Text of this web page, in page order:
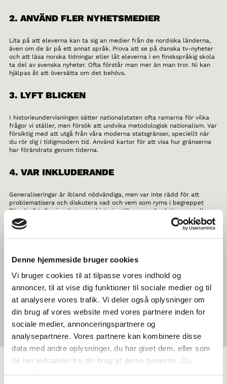
Denne hjemmeside bruger cookies
Vi bruger cookies til at tilpasse vores indhold og
annoncer, til at vise dig funktioner til sociale medier og til
at analysere vores trafik. Vi deler også oplysninger om
din brug af vores website med vores partnere inden for
sociale medier, annonceringspartnere og
analysepartnere. Vores partnere kan kombinere disse
data med andre oplysninger, du har givet dem, eller som
de har indsamlet fra din brug af deres tjenester. Du
2. ANVÄND FLER NYHETSMEDIER
Lita på att eleverna kan ta sig an medier från de nordiska länderna,
även om de är på ett annat språk. Prova att se på danska tv-nyheter
och att läsa norska tidningar eller låt eleverna i en finskspråkig skola
ta del av svenska nyheter. Ofta förstår man mer än man tror. Ni kan
hjälpas åt att översätta om det behövs.
3. LYFT BLICKEN
I historieundervisningen sätter nationalstaten ofta ramarna för vilka
frågor vi ställer, men försök att undvika metodologisk nationalism. Var
försiktig med att utgå från våra moderna statsgränser, speciellt när
du rör dig i tidigmodern tid. Använd kartor för att visa hur gränserna
har förändrats genom tiderna.
4. VAR INKLUDERANDE
Generaliseringar är ibland nödvändiga, men var inte rädd för att
problematisera och diskutera vad och vem som ryms i begreppet
”Norden”. Lyft minoriteternas historia, till exempel relationen mellan
Grönland och Danmark, samernas rättigheter och identitet, och glöm
inte mindre kända grupper som tatarerna i Finland.
Om du känner dig riktigt inspirerad, varför inte planera en
specialkurs, studiebesök eller resa? Kanske en kurs i nordisk historia
eller en resa till Köpenhamn för att ta reda på vad Nordiska rådet
gör? Det är bara fantasin som sätter gränserna för vad temat eller
resmålet kan vara.